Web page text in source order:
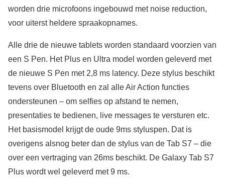
worden drie microfoons ingebouwd met noise reduction,
voor uiterst heldere spraakopnames.
Alle drie de nieuwe tablets worden standaard voorzien van
een S Pen. Het Plus en Ultra model worden geleverd met
de nieuwe S Pen met 2,8 ms latency. Deze stylus beschikt
tevens over Bluetooth en zal alle Air Action functies
ondersteunen – om selfies op afstand te nemen,
presentaties te bedienen, live messages te versturen etc.
Het basismodel krijgt de oude 9ms styluspen. Dat is
overigens alsnog beter dan de stylus van de Tab S7 – die
over een vertraging van 26ms beschikt. De Galaxy Tab S7
Plus wordt wel geleverd met 9 ms.